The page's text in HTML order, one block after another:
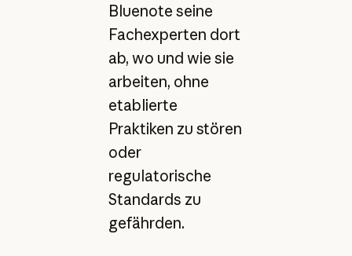
Bluenote seine
Fachexperten dort
ab, wo und wie sie
arbeiten, ohne
etablierte
Praktiken zu stören
oder
regulatorische
Standards zu
gefährden.